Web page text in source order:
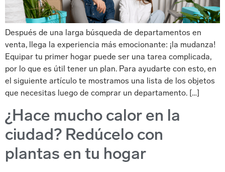
Después de una larga búsqueda de departamentos en
venta, llega la experiencia más emocionante: ¡la mudanza!
Equipar tu primer hogar puede ser una tarea complicada,
por lo que es útil tener un plan. Para ayudarte con esto, en
el siguiente artículo te mostramos una lista de los objetos
que necesitas luego de comprar un departamento. […]
¿Hace mucho calor en la
ciudad? Redúcelo con
plantas en tu hogar